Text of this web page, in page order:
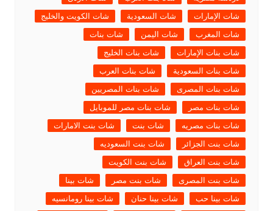
شات الإمارات
شات السعودية
شات الكويت والخليج
شات المغرب
شات اليمن
شات بنات
شات بنات الإمارات
شات بنات الخليج
شات بنات السعودية
شات بنات العرب
شات بنات المصرى
شات بنات المصريين
شات بنات مصر
شات بنات مصر للموبايل
شات بنات مصريه
شات بنت
شات بنت الامارات
شات بنت الجزائر
شات بنت السعوديه
شات بنت العراق
شات بنت الكويت
شات بنت المصرى
شات بنت مصر
شات بينا
شات بينا حب
شات بينا حنان
شات بينا رومانسيه